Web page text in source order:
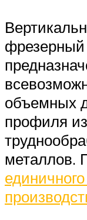
объемных
профиля
металлов.